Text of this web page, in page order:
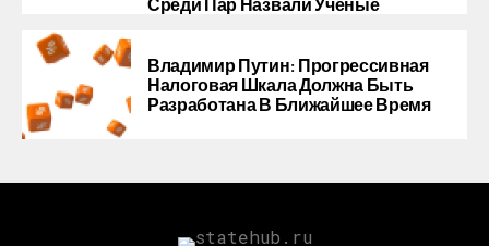
Владимир Путин: Прогрессивная
Налоговая Шкала Должна Быть
Разработана В Ближайшее Время